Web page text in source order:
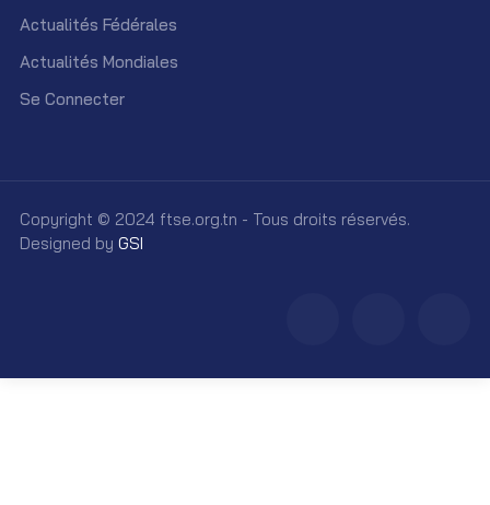
Actualités Fédérales
Actualités Mondiales
Se Connecter
Copyright © 2024 ftse.org.tn - Tous droits réservés.
Designed by GSI